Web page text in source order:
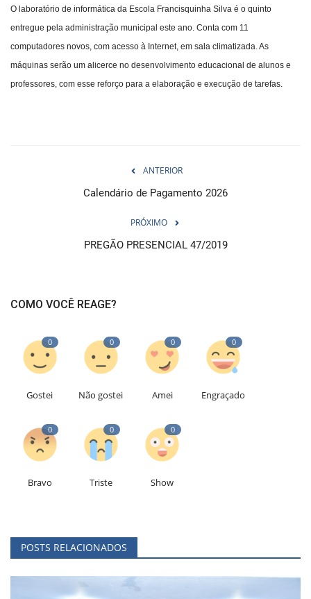
O laboratório de informática da Escola Francisquinha Silva é o quinto
entregue pela administração municipal este ano. Conta com 11
computadores novos, com acesso à Internet, em sala climatizada. As
máquinas serão um alicerce no desenvolvimento educacional de alunos e
professores, com esse reforço para a elaboração e execução de tarefas.
ANTERIOR
Calendário de Pagamento 2026
PRÓXIMO
PREGÃO PRESENCIAL 47/2019
COMO VOCÊ REAGE?
0
Gostei
0
Não gostei
0
Amei
0
Engraçado
0
Bravo
0
Triste
0
Show
POSTS RELACIONADOS